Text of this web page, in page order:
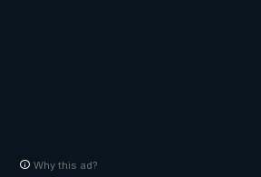
Why this ad?